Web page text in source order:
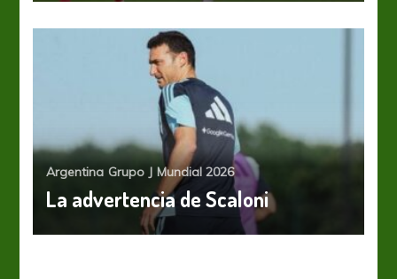
Argentina Grupo J Mundial 2026
La advertencia de Scaloni